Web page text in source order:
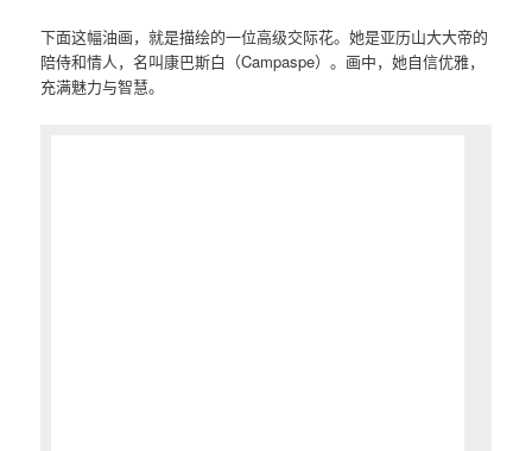
下面这幅油画，就是描绘的一位高级交际花。她是亚历山大大帝的
陪侍和情人，名叫康巴斯白（Campaspe）。画中，她自信优雅，
充满魅力与智慧。